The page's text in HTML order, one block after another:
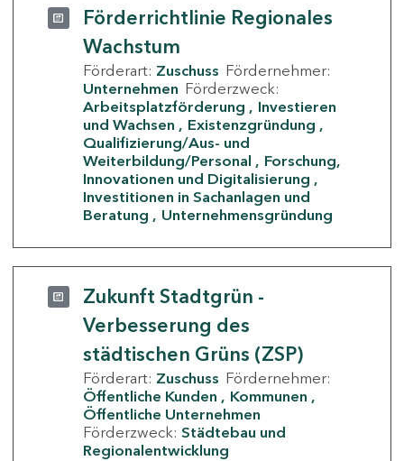
Förderrichtlinie Regionales
Wachstum
Förderart: Zuschuss Fördernehmer:
Unternehmen Förderzweck:
Arbeitsplatzförderung
Investieren
und Wachsen
Existenzgründung
Qualifizierung/Aus- und
Weiterbildung/Personal
Forschung,
Innovationen und Digitalisierung
Investitionen in Sachanlagen und
Beratung
Unternehmensgründung
Zukunft Stadtgrün -
Verbesserung des
städtischen Grüns (ZSP)
Förderart: Zuschuss Fördernehmer:
Öffentliche Kunden
Kommunen
Öffentliche Unternehmen
Förderzweck: Städtebau und
Regionalentwicklung